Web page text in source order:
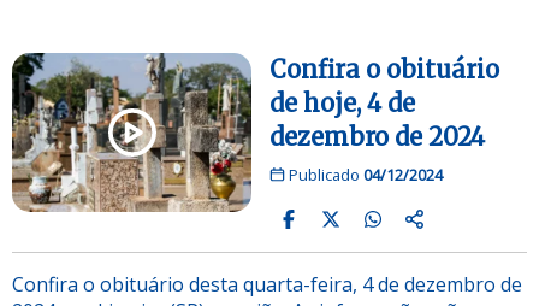
Confira o obituário
de hoje, 4 de
dezembro de 2024
Publicado 04/12/2024
Confira o obituário desta quarta-feira, 4 de dezembro de